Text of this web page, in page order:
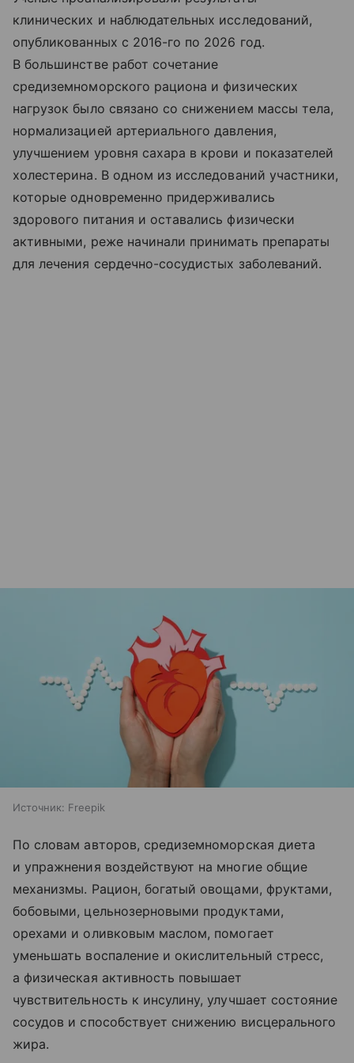
клинических и наблюдательных исследований,
опубликованных с 2016-го по 2026 год.
В большинстве работ сочетание
средиземноморского рациона и физических
нагрузок было связано со снижением массы тела,
нормализацией артериального давления,
улучшением уровня сахара в крови и показателей
холестерина. В одном из исследований участники,
которые одновременно придерживались
здорового питания и оставались физически
активными, реже начинали принимать препараты
для лечения сердечно-сосудистых заболеваний.
Источник: Freepik
По словам авторов, средиземноморская диета
и упражнения воздействуют на многие общие
механизмы. Рацион, богатый овощами, фруктами,
бобовыми, цельнозерновыми продуктами,
орехами и оливковым маслом, помогает
уменьшать воспаление и окислительный стресс,
а физическая активность повышает
чувствительность к инсулину, улучшает состояние
сосудов и способствует снижению висцерального
жира.